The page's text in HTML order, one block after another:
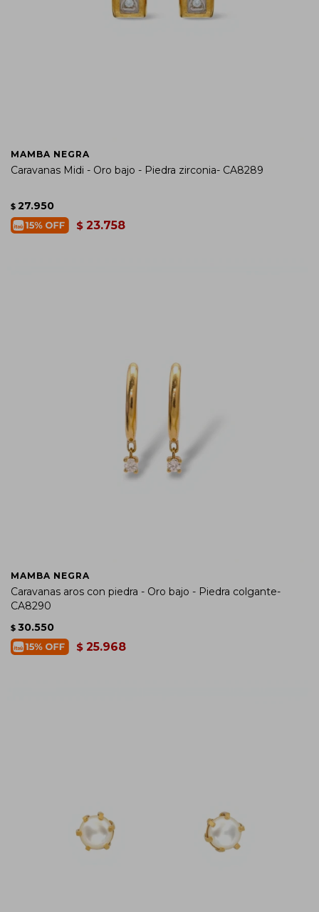
MAMBA NEGRA
Caravanas Midi - Oro bajo - Piedra zirconia- CA8289
$ 27.950
$ 23.758
MAMBA NEGRA
Caravanas aros con piedra - Oro bajo - Piedra colgante-
CA8290
$ 30.550
$ 25.968